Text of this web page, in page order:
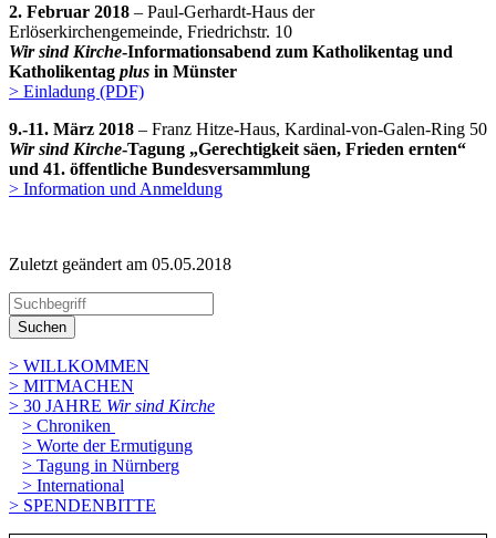
2. Februar 2018 – Paul-Gerhardt-Haus der
Erlöserkirchengemeinde, Friedrichstr. 10
Wir sind Kirche-Informationsabend zum Katholikentag und
Katholikentag plus in Münster
> Einladung (PDF)
9.-11. März 2018 – Franz Hitze-Haus, Kardinal-von-Galen-Ring 50
Wir sind Kirche-Tagung „Gerechtigkeit säen, Frieden ernten“
und 41. öffentliche Bundesversammlung
> Information und Anmeldung
Zuletzt geändert am 05­.05.2018
Suchen
> WILLKOMMEN
> MITMACHEN
> 30 JAHRE Wir sind Kirche
> Chroniken
> Worte der Ermutigung
> Tagung in Nürnberg
> International
> SPENDENBITTE